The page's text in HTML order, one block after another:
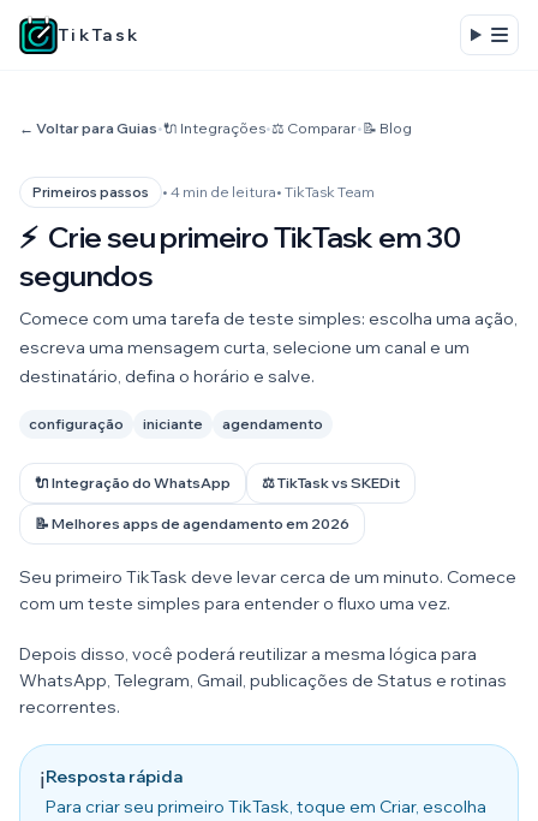
TikTask
← Voltar para Guias•🔌 Integrações•⚖️ Comparar•📝 Blog
Primeiros passos • 4 min de leitura• TikTask Team
⚡ Crie seu primeiro TikTask em 30
segundos
Comece com uma tarefa de teste simples: escolha uma ação,
escreva uma mensagem curta, selecione um canal e um
destinatário, defina o horário e salve.
configuração iniciante agendamento
🔌 Integração do WhatsApp ⚖️ TikTask vs SKEDit
📝 Melhores apps de agendamento em 2026
Seu primeiro TikTask deve levar cerca de um minuto. Comece
com um teste simples para entender o fluxo uma vez.
Depois disso, você poderá reutilizar a mesma lógica para
WhatsApp, Telegram, Gmail, publicações de Status e rotinas
recorrentes.
ℹ️Resposta rápida
Para criar seu primeiro TikTask, toque em Criar, escolha